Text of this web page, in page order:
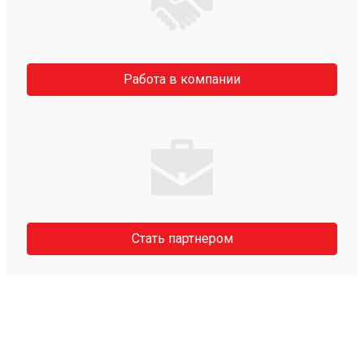
Работа в компании
Стать партнером